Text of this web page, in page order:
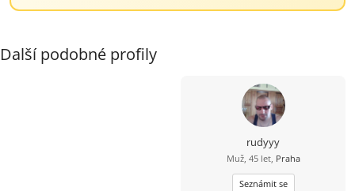
Další podobné profily
rudyyy
Muž, 45 let, Praha
Seznámit se